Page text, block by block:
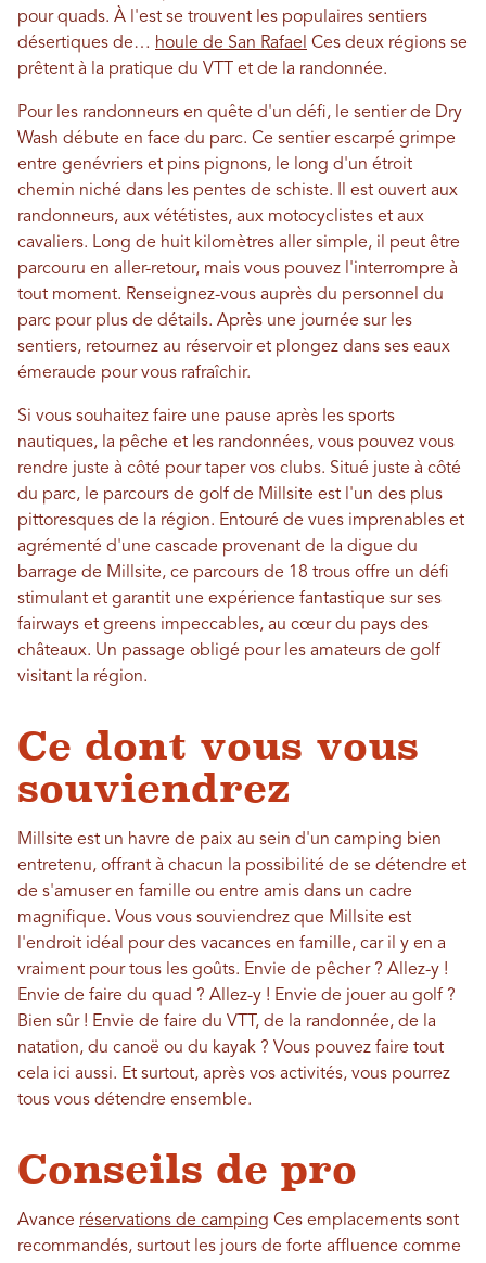
pour quads. À l'est se trouvent les populaires sentiers
désertiques de… houle de San Rafael Ces deux régions se
prêtent à la pratique du VTT et de la randonnée.
Pour les randonneurs en quête d'un défi, le sentier de Dry
Wash débute en face du parc. Ce sentier escarpé grimpe
entre genévriers et pins pignons, le long d'un étroit
chemin niché dans les pentes de schiste. Il est ouvert aux
randonneurs, aux vététistes, aux motocyclistes et aux
cavaliers. Long de huit kilomètres aller simple, il peut être
parcouru en aller-retour, mais vous pouvez l'interrompre à
tout moment. Renseignez-vous auprès du personnel du
parc pour plus de détails. Après une journée sur les
sentiers, retournez au réservoir et plongez dans ses eaux
émeraude pour vous rafraîchir.
Si vous souhaitez faire une pause après les sports
nautiques, la pêche et les randonnées, vous pouvez vous
rendre juste à côté pour taper vos clubs. Situé juste à côté
du parc, le parcours de golf de Millsite est l'un des plus
pittoresques de la région. Entouré de vues imprenables et
agrémenté d'une cascade provenant de la digue du
barrage de Millsite, ce parcours de 18 trous offre un défi
stimulant et garantit une expérience fantastique sur ses
fairways et greens impeccables, au cœur du pays des
châteaux. Un passage obligé pour les amateurs de golf
visitant la région.
Ce dont vous vous
souviendrez
Millsite est un havre de paix au sein d'un camping bien
entretenu, offrant à chacun la possibilité de se détendre et
de s'amuser en famille ou entre amis dans un cadre
magnifique. Vous vous souviendrez que Millsite est
l'endroit idéal pour des vacances en famille, car il y en a
vraiment pour tous les goûts. Envie de pêcher ? Allez-y !
Envie de faire du quad ? Allez-y ! Envie de jouer au golf ?
Bien sûr ! Envie de faire du VTT, de la randonnée, de la
natation, du canoë ou du kayak ? Vous pouvez faire tout
cela ici aussi. Et surtout, après vos activités, vous pourrez
tous vous détendre ensemble.
Conseils de pro
Avance réservations de camping Ces emplacements sont
recommandés, surtout les jours de forte affluence comme